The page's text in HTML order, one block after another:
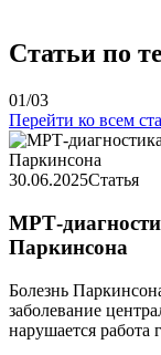
Статьи по
01/03
Перейти ко всем
30.06.2025Статья
МРТ-
Паркинсона
Болезнь
заболевание
нарушается работа